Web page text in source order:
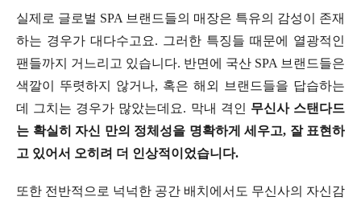
실제로 글로벌 SPA 브랜드들의 매장은 특유의 감성이 존재
하는 경우가 대다수고요. 그러한 특징들 때문에 열광적인
팬들까지 거느리고 있습니다. 반면에 국산 SPA 브랜드들은
색깔이 뚜렷하지 않거나, 혹은 해외 브랜드들을 답습하는
데 그치는 경우가 많았는데요. 막내 격인 무신사 스탠다드
는 확실히 자신 만의 정체성을 명확하게 세우고, 잘 표현하
고 있어서 오히려 더 인상적이었습니다.
또한 전반적으로 넉넉한 공간 배치에서도 무신사의 자신감